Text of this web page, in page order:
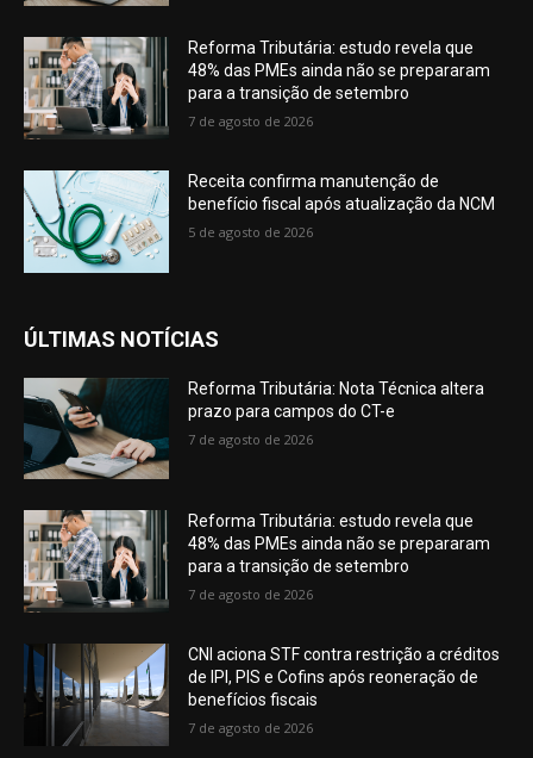
Reforma Tributária: estudo revela que
48% das PMEs ainda não se prepararam
para a transição de setembro
7 de agosto de 2026
Receita confirma manutenção de
benefício fiscal após atualização da NCM
5 de agosto de 2026
ÚLTIMAS NOTÍCIAS
Reforma Tributária: Nota Técnica altera
prazo para campos do CT-e
7 de agosto de 2026
Reforma Tributária: estudo revela que
48% das PMEs ainda não se prepararam
para a transição de setembro
7 de agosto de 2026
CNI aciona STF contra restrição a créditos
de IPI, PIS e Cofins após reoneração de
benefícios fiscais
7 de agosto de 2026